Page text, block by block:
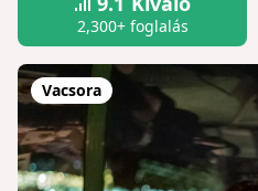
2,300+ foglalás
Vacsora